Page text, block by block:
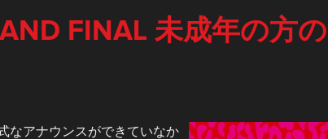
FINAL 未成年の方
なアナウンスができていなか